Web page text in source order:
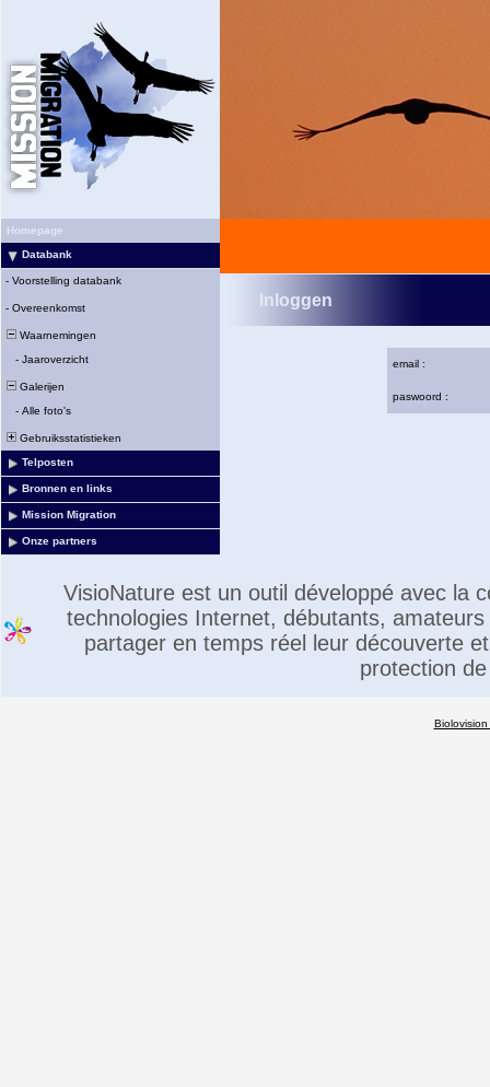
Homepage
Databank
- Voorstelling databank
- Overeenkomst
Waarnemingen
- Jaaroverzicht
Galerijen
- Alle foto's
Gebruiksstatistieken
Telposten
Bronnen en links
Mission Migration
Onze partners
Inloggen
email :
paswoord :
VisioNature est un outil développé avec la
technologies Internet, débutants,
partager en temps réel leur découverte
protection
Biolovision